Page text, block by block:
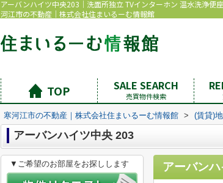
アーバンハイツ中央203｜洗面所独立 TVインターホン 温水洗浄便
河江市の不動産｜株式会社住まいるーむ情報館
TOP SALE SEARCH
売買物件検索
寒河江市の不動産｜株式会社住まいるーむ情報館 > (賃貸)
アーバンハイツ中央 203
アーバン
▼ご希望のお部屋をお探しします